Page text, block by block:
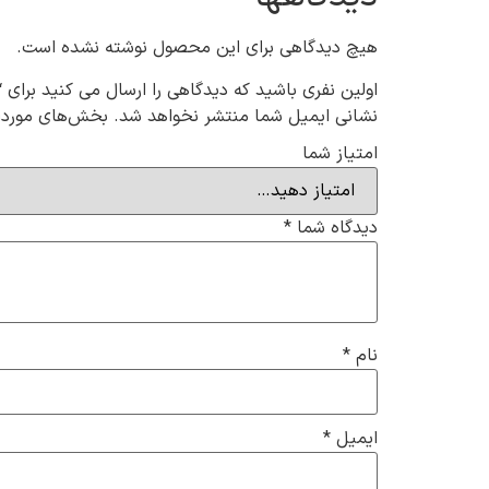
هیچ دیدگاهی برای این محصول نوشته نشده است.
اولین نفری باشید که دیدگاهی را ارسال می کنید برای “ست
نشانی ایمیل شما منتشر نخواهد شد. بخش‌های
امتیاز شما
دیدگاه شما *
نام *
ایمیل *